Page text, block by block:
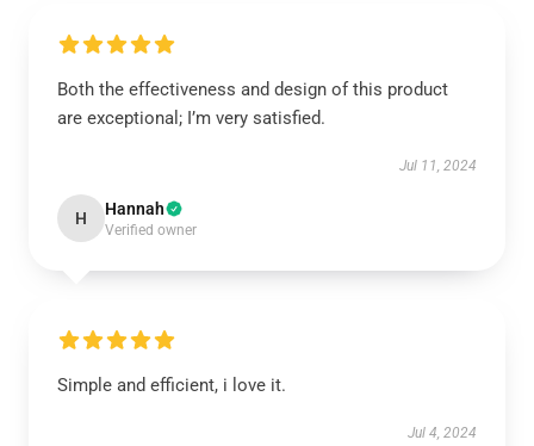
Both the effectiveness and design of this product
are exceptional; I’m very satisfied.
Jul 11, 2024
H Hannah
Verified owner
Simple and efficient, i love it.
Jul 4, 2024